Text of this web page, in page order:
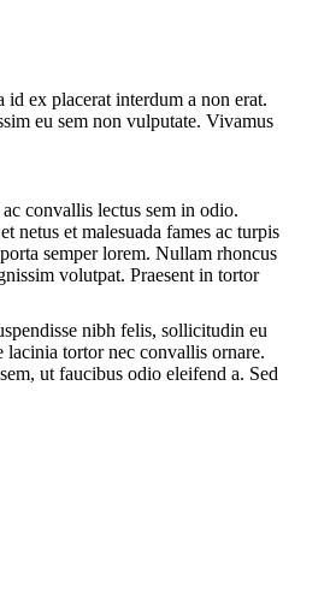
ex placerat interdum a non erat.
eu sem non vulputate. Vivamus
convallis lectus sem in odio.
netus et malesuada fames ac turpis
semper lorem. Nullam rhoncus
volutpat. Praesent in tortor
nibh felis, sollicitudin eu
tortor nec convallis ornare.
ut faucibus odio eleifend a. Sed